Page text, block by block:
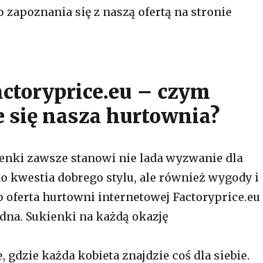
zapoznania się z naszą ofertą na stronie
– czym
nasza hurtownia?
zawsze stanowi nie lada wyzwanie dla
kwestia dobrego stylu, ale również wygody i
oferta hurtowni internetowej Factoryprice.eu
Sukienki na każdą okazję
gdzie każda kobieta znajdzie coś dla siebie.